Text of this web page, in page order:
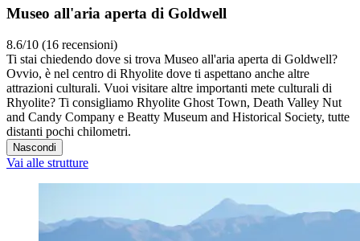
Museo all'aria aperta di Goldwell
8.6/10 (16 recensioni)
Ti stai chiedendo dove si trova Museo all'aria aperta di Goldwell?
Ovvio, è nel centro di Rhyolite dove ti aspettano anche altre
attrazioni culturali. Vuoi visitare altre importanti mete culturali di
Rhyolite? Ti consigliamo Rhyolite Ghost Town, Death Valley Nut
and Candy Company e Beatty Museum and Historical Society, tutte
distanti pochi chilometri.
Nascondi
Vai alle strutture